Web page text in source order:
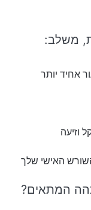
משלב:
אחיד יותר
וזיעה
האישי שלך
המתאים?